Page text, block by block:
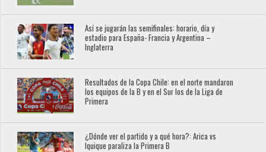
Así se jugarán las semifinales: horario, día y
estadio para España- Francia y Argentina –
Inglaterra
Resultados de la Copa Chile: en el norte mandaron
los equipos de la B y en el Sur los de la Liga de
Primera
¿Dónde ver el partido y a qué hora?: Arica vs
Iquique paraliza la Primera B